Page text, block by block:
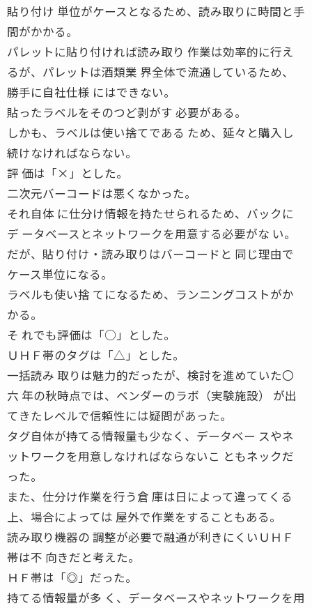
貼り付け 単位がケースとなるため、読み取りに時間と手
間がかかる。
パレットに貼り付ければ読み取り 作業は効率的に行え
るが、パレットは酒類業 界全体で流通しているため、
勝手に自社仕様 にはできない。
貼ったラベルをそのつど剥がす 必要がある。
しかも、ラベルは使い捨てである ため、延々と購入し
続けなければならない。
評 価は「×」とした。
二次元バーコードは悪くなかった。
それ自体 に仕分け情報を持たせられるため、バックに
デ ータベースとネットワークを用意する必要がな い。
だが、貼り付け・読み取りはバーコードと 同じ理由で
ケース単位になる。
ラベルも使い捨 てになるため、ランニングコストがか
かる。
そ れでも評価は「○」とした。
ＵＨＦ帯のタグは「△」とした。
一括読み 取りは魅力的だったが、検討を進めていた〇
六 年の秋時点では、ベンダーのラボ（実験施設） が出
てきたレベルで信頼性には疑問があった。
タグ自体が持てる情報量も少なく、データベー スやネ
ットワークを用意しなければならないこ ともネックだ
った。
また、仕分け作業を行う倉 庫は日によって違ってくる
上、場合によっては 屋外で作業をすることもある。
読み取り機器の 調整が必要で融通が利きにくいＵＨＦ
帯は不 向きだと考えた。
ＨＦ帯は「◎」だった。
持てる情報量が多 く、データベースやネットワークを用